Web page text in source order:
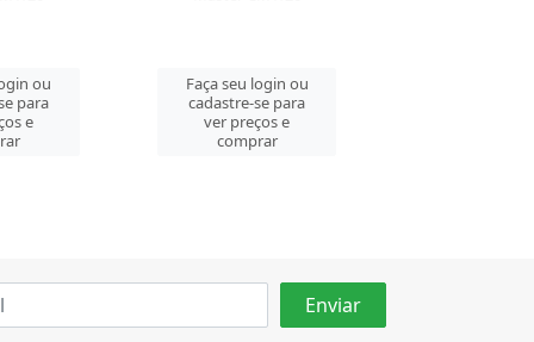
ou
para
e
Faça seu login ou
cadastre-se para
ver preços e
comprar